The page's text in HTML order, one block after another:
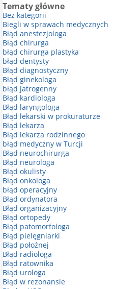
Tematy główne
Bez kategorii
Biegli w sprawach medycznych
Błąd anestezjologa
Błąd chirurga
błąd chirurga plastyka
błąd dentysty
Błąd diagnostyczny
Błąd ginekologa
błąd jatrogenny
Błąd kardiologa
Błąd laryngologa
Błąd lekarski w prokuraturze
Błąd lekarza
Błąd lekarza rodzinnego
błąd medyczny w Turcji
Błąd neurochirurga
Błąd neurologa
Błąd okulisty
Błąd onkologa
błąd operacyjny
Błąd ordynatora
Błąd organizacyjny
Błąd ortopedy
Błąd patomorfologa
Błąd pielęgniarki
Błąd położnej
Błąd radiologa
Błąd ratownika
Błąd urologa
Błąd w rezonansie